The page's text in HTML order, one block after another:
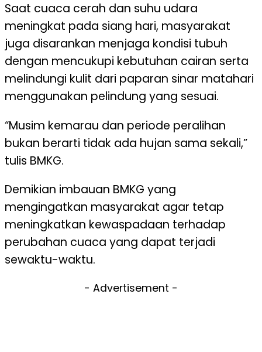
Saat cuaca cerah dan suhu udara
meningkat pada siang hari, masyarakat
juga disarankan menjaga kondisi tubuh
dengan mencukupi kebutuhan cairan serta
melindungi kulit dari paparan sinar matahari
menggunakan pelindung yang sesuai.
“Musim kemarau dan periode peralihan
bukan berarti tidak ada hujan sama sekali,”
tulis BMKG.
Demikian imbauan BMKG yang
mengingatkan masyarakat agar tetap
meningkatkan kewaspadaan terhadap
perubahan cuaca yang dapat terjadi
sewaktu-waktu.
- Advertisement -